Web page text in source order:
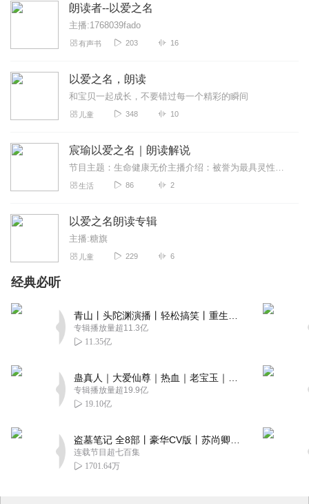
朗读者--以爱之名
主播:1768039fado
有声书 203 16
以爱之名，朗读
和宝贝一起成长，不要错过每一个精彩的瞬间
儿童 348 10
宸瑜以爱之名｜朗读解说
节目主题：生命健康无价主播介绍：被誉为最具灵性瑜伽女神—宸瑜导师（YOGA中国一个修习内观的瑜伽士发愿:以瑜伽为名传递爱·健康·快乐陪大家99岁能量：以...
生活 86 2
以爱之名朗读专辑
主播:糖旗
儿童 229 6
经典必听
专辑播放量超11.3亿
11.35亿
专辑播放量超19.9亿
19.10亿
连载节目超七百集
1701.64万